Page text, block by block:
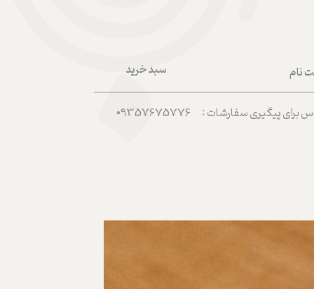
سبد خرید نام
من
واژه
پیگیری سفارشات : 09357675776